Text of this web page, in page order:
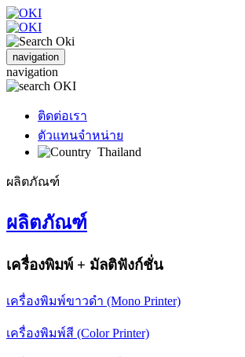
navigation
navigation
ติดต่อเรา
ตัวแทนจำหน่าย
Thailand
ผลิตภัณฑ์
ผลิตภัณฑ์
เครื่องพิมพ์ + มัลติฟังก์ชั่น
เครื่องพิมพ์ขาวดำ (Mono Printer)
เครื่องพิมพ์สี (Color Printer)